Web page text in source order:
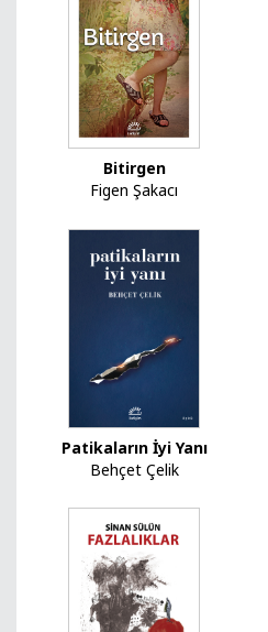
Bitirgen
Figen Şakacı
Patikaların İyi Yanı
Behçet Çelik